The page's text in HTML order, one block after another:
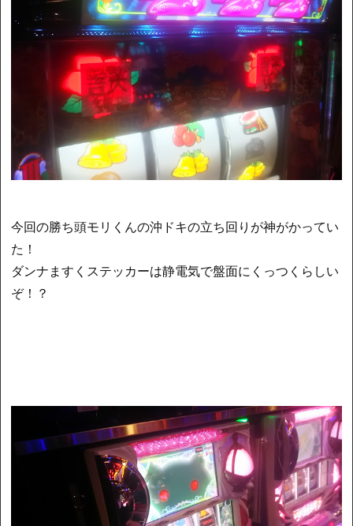
今回の勝ち頭モリくんの沖ドキの立ち回りが神がかってい
た！
ダンナますくステッカーは静電気で盤面にくっつくらしい
ぞ！？